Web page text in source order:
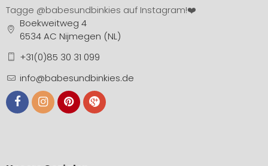
Tagge @babesundbinkies auf Instagram!❤️
Boekweitweg 4
6534 AC Nijmegen (NL)
+31(0)85 30 31 099
info@babesundbinkies.de